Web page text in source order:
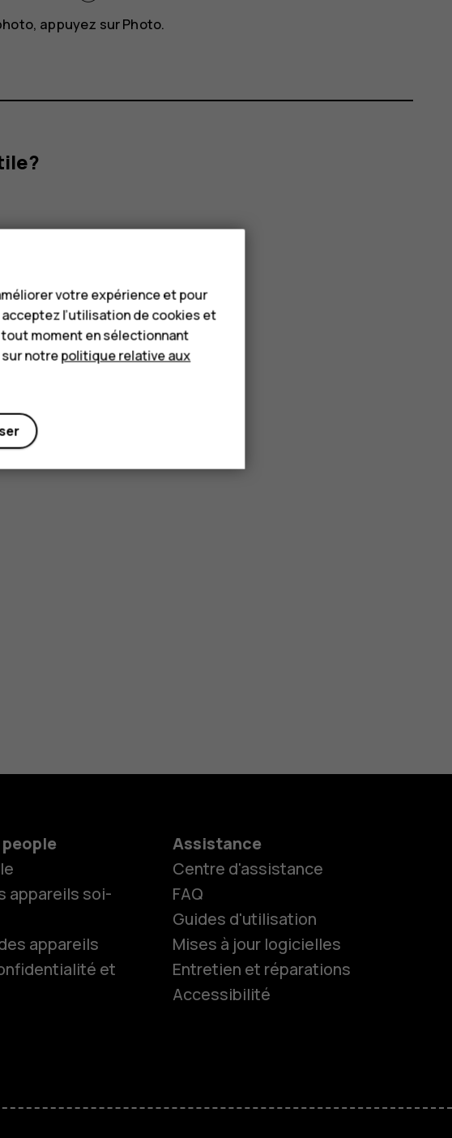
appuyez surPhoto.
appareils soi-
appareils
et
Assistance
Centre d'assistance
FAQ
Guides d'utilisation
Mises à jour logicielles
Entretien et réparations
Accessibilité
votre expérience et pour
l’utilisation de cookies et
moment en sélectionnant
sur notrepolitique relative aux